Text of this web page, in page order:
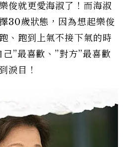
俊就更愛海淑了！而海淑
30歲狀態，因為想起樂俊
、跑到上氣不接下氣的時
”最喜歡、”對方”最喜歡
淚目！